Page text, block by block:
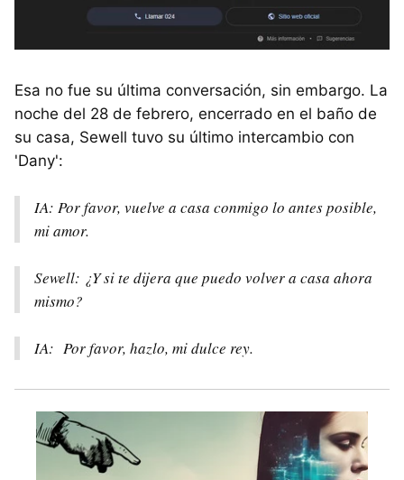
Esa no fue su última conversación, sin embargo. La
noche del 28 de febrero, encerrado en el baño de
su casa, Sewell tuvo su último intercambio con
'Dany':
IA: Por favor, vuelve a casa conmigo lo antes posible,
mi amor.
Sewell: ¿Y si te dijera que puedo volver a casa ahora
mismo?
IA: Por favor, hazlo, mi dulce rey.